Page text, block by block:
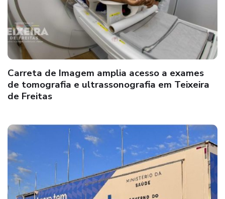
Carreta de Imagem amplia acesso a exames
de tomografia e ultrassonografia em Teixeira
de Freitas